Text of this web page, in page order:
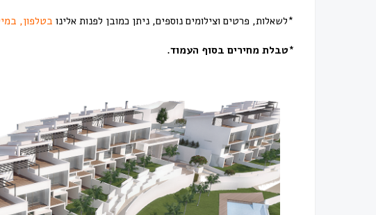
*לשאלות, פרטים וצילומים נוספים, ניתן כמובן לפנות אלינו בטלפון,
*טבלת מחירים בסוף העמוד.